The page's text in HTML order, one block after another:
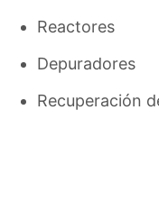
Reactores
Depuradores
Recuperación